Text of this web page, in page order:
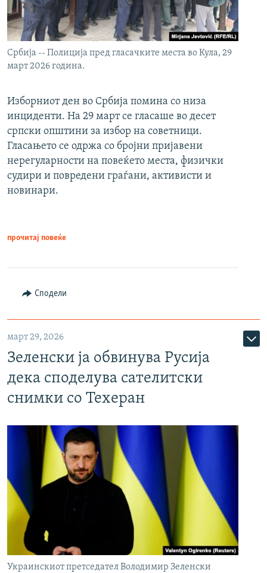
Србија -- Полиција пред гласачките места во Кула, 29
март 2026 година.
Изборниот ден во Србија помина со низа
инциденти. На 29 март се гласаше во десет
српски општини за избор на советници.
Гласањето се одржа со бројни пријавени
нерегуларности на повеќето места, физички
судири и повредени граѓани, активисти и
новинари.
прочитај повеќе
Сподели
март 29, 2026
Зеленски ја обвинува Русија
дека споделува сателитски
снимки со Техеран
Украинскиот претседател Володимир Зеленски